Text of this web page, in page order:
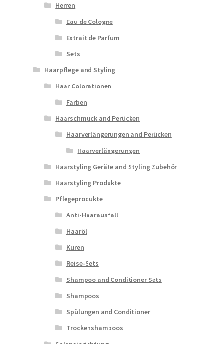
Herren
Eau de Cologne
Extrait de Parfum
Sets
Haarpflege and Styling
Haar Colorationen
Farben
Haarschmuck and Perücken
Haarverlängerungen and Perücken
Haarverlängerungen
Haarstyling Geräte and Styling Zubehör
Haarstyling Produkte
Pflegeprodukte
Anti-Haarausfall
Haaröl
Kuren
Reise-Sets
Shampoo and Conditioner Sets
Shampoos
Spülungen and Conditioner
Trockenshampoos